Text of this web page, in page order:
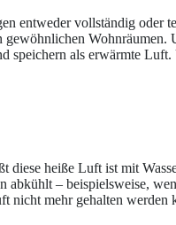
entweder vollständig oder
gewöhnlichen Wohnräumen.
speichern als erwärmte
diese heiße Luft ist mit
abkühlt – beispielsweise,
nicht mehr gehalten werden